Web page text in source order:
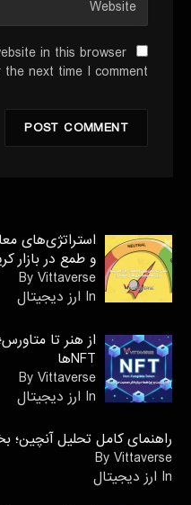
in this browser
next time I comment.
استراتژی‌های
و طمع در بازار
By Vittaverse
In ارز دیجیتال
از هنر تا
NFTها
By Vittaverse
In ارز دیجیتال
راهنمای کامل تحلیل آنچین؛
By Vittaverse
In ارز دیجیتال